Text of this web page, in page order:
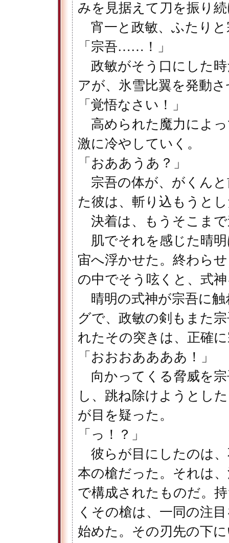
みを見据えて刀を振り
宵一と政敏、ふたりと
「宗吾……！」
政敏がそう口にした
アが、氷雪比翼を発動
「覚悟なさい！」
高められた魔力によっ
激に冷やしていく。
「おああうあ？」
宗吾の体が、がくん
た彼は、斬り込もうと
決着は、もうそこま
肌でそれを感じた晴明
宙へ浮かせた。終わら
の中でそう呟くと、式
晴明の式神が宗吾に
グで、政敏の剣もまた
れたその突きは、正確
「おおおああああ！」
向かってくる脅威を宗
し、跳ね除けようとし
が目を疑った。
「っ！？」
彼らが目にしたのは
本の槍だった。それは
で構成されたものだ。
くその槍は、一同の注
始めた。その刃先の下